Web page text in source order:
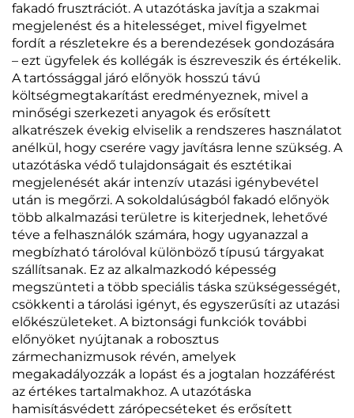
fakadó frusztrációt. A utazótáska javítja a szakmai
megjelenést és a hitelességet, mivel figyelmet
fordít a részletekre és a berendezések gondozására
– ezt ügyfelek és kollégák is észreveszik és értékelik.
A tartóssággal járó előnyök hosszú távú
költségmegtakarítást eredményeznek, mivel a
minőségi szerkezeti anyagok és erősített
alkatrészek évekig elviselik a rendszeres használatot
anélkül, hogy cserére vagy javításra lenne szükség. A
utazótáska védő tulajdonságait és esztétikai
megjelenését akár intenzív utazási igénybevétel
után is megőrzi. A sokoldalúságból fakadó előnyök
több alkalmazási területre is kiterjednek, lehetővé
téve a felhasználók számára, hogy ugyanazzal a
megbízható tárolóval különböző típusú tárgyakat
szállítsanak. Ez az alkalmazkodó képesség
megszünteti a több speciális táska szükségességét,
csökkenti a tárolási igényt, és egyszerűsíti az utazási
előkészületeket. A biztonsági funkciók további
előnyöket nyújtanak a robosztus
zármechanizmusok révén, amelyek
megakadályozzák a lopást és a jogtalan hozzáférést
az értékes tartalmakhoz. A utazótáska
hamisításvédett zárópecséteket és erősített